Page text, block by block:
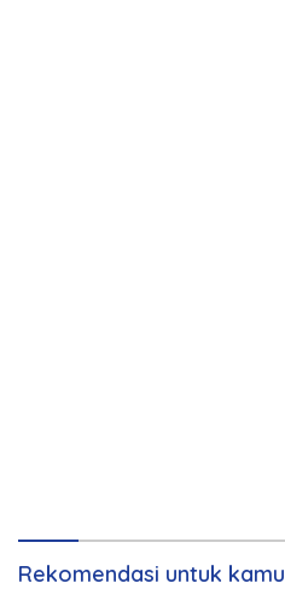
Rekomendasi untuk kamu